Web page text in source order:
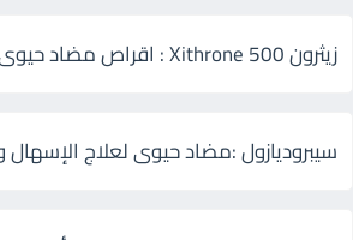
زيثرون 500 Xithrone : اقراص مضاد حيوى للالتهابات
سيبروديازول :مضاد حيوى لعلاج الإسهال